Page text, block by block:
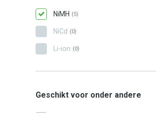
NiMH (5)
NiCd (0)
Li-ion (0)
Geschikt voor onder andere